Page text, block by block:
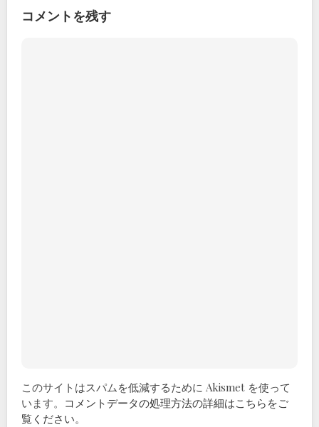
コメントを残す
このサイトはスパムを低減するために Akismet を使って
います。 コメントデータの処理方法の詳細はこちらをご
覧ください。